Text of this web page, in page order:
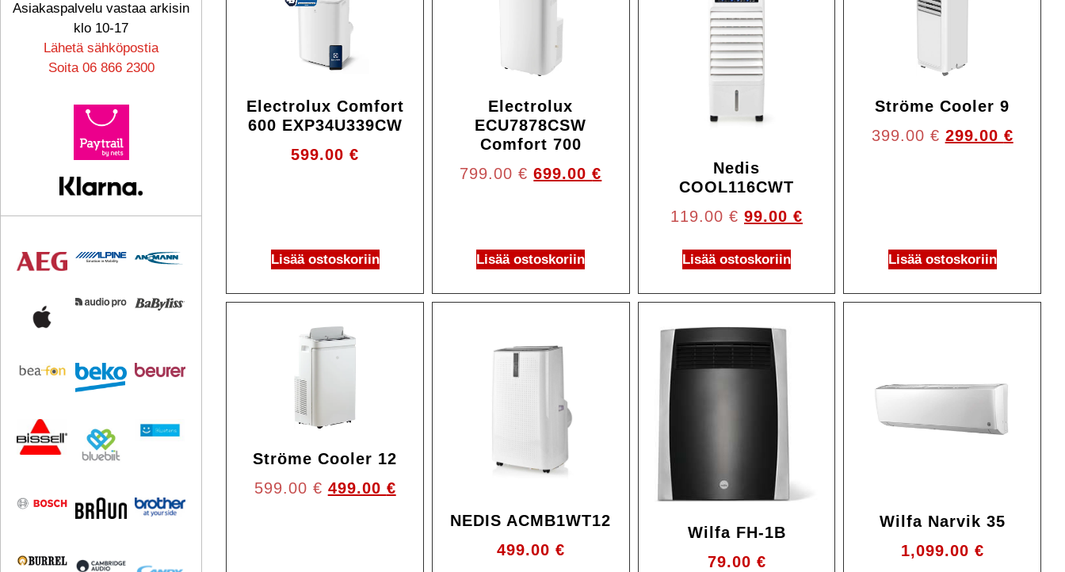
Asiakaspalvelu vastaa arkisin
klo 10-17
Lähetä sähköpostia
Soita 06 866 2300
Electrolux Comfort
600 EXP34U339CW
599.00€
Lisää ostoskoriin
Electrolux
ECU7878CSW
Comfort 700
799.00€ 699.00€
Lisää ostoskoriin
Nedis
COOL116CWT
119.00 € 99.00 €
Lisää ostoskoriin
Ströme Cooler 9
399.00 € 299.00 €
Lisää ostoskoriin
Ströme Cooler 12
599.00 € 499.00 €
NEDIS ACMB1WT12
499.00 €
Wilfa FH-1B
79.00 €
Wilfa Narvik 35
1,099.00 €